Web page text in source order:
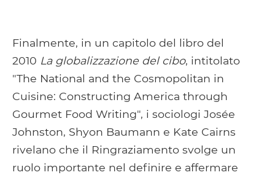
Finalmente, in un capitolo del libro del
2010 La globalizzazione del cibo, intitolato
"The National and the Cosmopolitan in
Cuisine: Constructing America through
Gourmet Food Writing", i sociologi Josée
Johnston, Shyon Baumann e Kate Cairns
rivelano che il Ringraziamento svolge un
ruolo importante nel definire e affermare